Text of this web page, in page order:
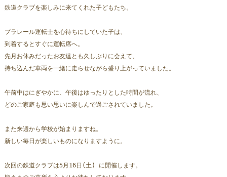
鉄道クラブを楽しみに来てくれた子どもたち。
プラレール運転士を心待ちにしていた子は、
到着するとすぐに運転席へ。
先月お休みだったお友達とも久しぶりに会えて、
持ち込んだ車両を一緒に走らせながら盛り上がっていました。
午前中はにぎやかに、午後はゆったりとした時間が流れ、
どのご家庭も思い思いに楽しんで過ごされていました。
また来週から学校が始まりますね。
新しい毎日が楽しいものになりますように。
次回の鉄道クラブは5月16日(土) に開催します。